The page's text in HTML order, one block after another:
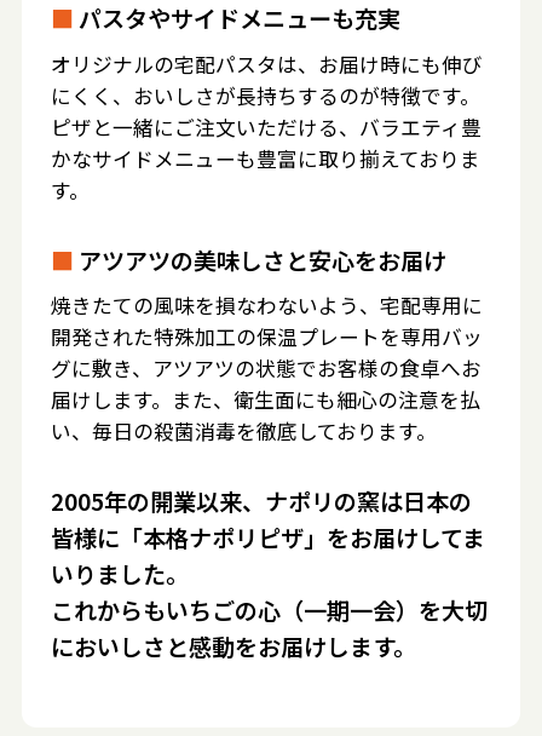
■ パスタやサイドメニューも充実
オリジナルの宅配パスタは、お届け時にも伸び
にくく、おいしさが長持ちするのが特徴です。
ピザと一緒にご注文いただける、バラエティ豊
かなサイドメニューも豊富に取り揃えておりま
す。
■ アツアツの美味しさと安心をお届け
焼きたての風味を損なわないよう、宅配専用に
開発された特殊加工の保温プレートを専用バッ
グに敷き、アツアツの状態でお客様の食卓へお
届けします。また、衛生面にも細心の注意を払
い、毎日の殺菌消毒を徹底しております。
2005年の開業以来、ナポリの窯は日本の
皆様に「本格ナポリピザ」をお届けしてま
いりました。
これからもいちごの心（一期一会）を大切
においしさと感動をお届けします。